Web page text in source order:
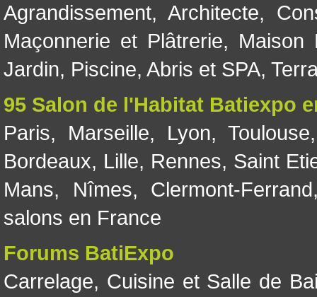
Agrandissement, Architecte,
Maçonnerie et Plâtrerie, Maison
Jardin, Piscine, Abris et SPA,
95 Salon de l'Habitat Batiexpo
Paris, Marseille, Lyon, Toulouse
Bordeaux, Lille, Rennes, Saint
Mans, Nîmes, Clermont-Ferrand
salons en France
Forums BatiExpo
Carrelage, Cuisine et Salle de